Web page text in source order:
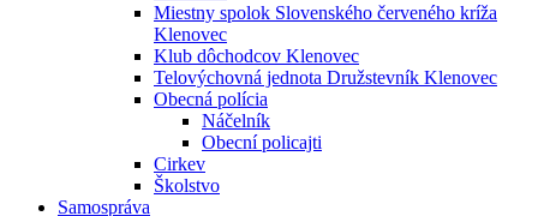
Miestny spolok Slovenského červeného kríža
Klenovec
Klub dôchodcov Klenovec
Telovýchovná jednota Družstevník Klenovec
Obecná polícia
Náčelník
Obecní policajti
Cirkev
Školstvo
Samospráva